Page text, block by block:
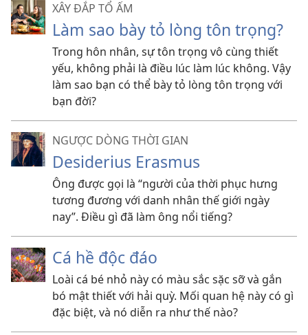
XÂY ĐẮP TỔ ẤM
Làm sao bày tỏ lòng tôn trọng?
Trong hôn nhân, sự tôn trọng vô cùng thiết
yếu, không phải là điều lúc làm lúc không. Vậy
làm sao bạn có thể bày tỏ lòng tôn trọng với
bạn đời?
NGƯỢC DÒNG THỜI GIAN
Desiderius Erasmus
Ông được gọi là “người của thời phục hưng
tương đương với danh nhân thế giới ngày
nay”. Điều gì đã làm ông nổi tiếng?
Cá hề độc đáo
Loài cá bé nhỏ này có màu sắc sặc sỡ và gắn
bó mật thiết với hải quỳ. Mối quan hệ này có gì
đặc biệt, và nó diễn ra như thế nào?